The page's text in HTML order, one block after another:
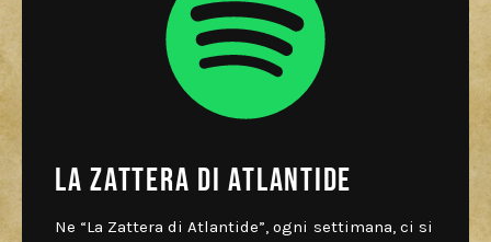
La zattera di atlantide
Ne “La Zattera di Atlantide”, ogni settimana, ci si